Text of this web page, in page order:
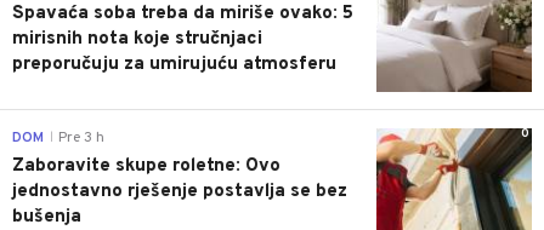
Spavaća soba treba da miriše ovako: 5
mirisnih nota koje stručnjaci
preporučuju za umirujuću atmosferu
0
DOM Pre 3 h
Zaboravite skupe roletne: Ovo
jednostavno rješenje postavlja se bez
bušenja